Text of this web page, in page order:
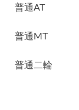
普通AT
普通MT
普通二輪